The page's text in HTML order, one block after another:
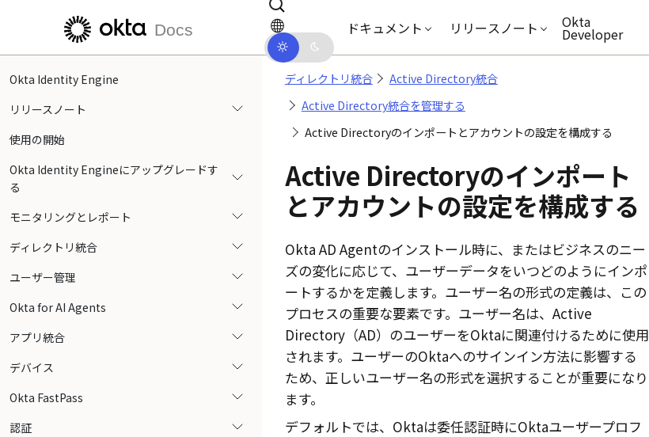
メインコンテンツにスキップ ドキュメントナビゲーションにスキップ
Docs ドキュメント リリースノート Okta
Developer
Okta Identity Engine
リリースノート
使用の開始
Okta Identity Engineにアップグレードす
る
モニタリングとレポート
ディレクトリ統合
ユーザー管理
Okta for AI Agents
アプリ統合
デバイス
Okta FastPass
認証
ディレクトリ統合
Active Directory統合
Active Directory統合を管理する
Active Directoryのインポートとアカウントの設定を構成する
Active Directoryのインポート
とアカウントの設定を構成する
Okta AD Agentのインストール時に、またはビジネスのニー
ズの変化に応じて、ユーザーデータをいつどのようにインポ
ートするかを定義します。ユーザー名の形式の定義は、この
プロセスの重要な要素です。ユーザー名は、Active
Directory（AD）のユーザーをOktaに関連付けるために使用
されます。ユーザーのOktaへのサインイン方法に影響する
ため、正しいユーザー名の形式を選択することが重要になり
ます。
デフォルトでは、 Oktaは委任認証時にOktaユーザープロフ